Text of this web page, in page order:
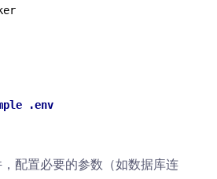
.env
配置必要的参数（如数据库连